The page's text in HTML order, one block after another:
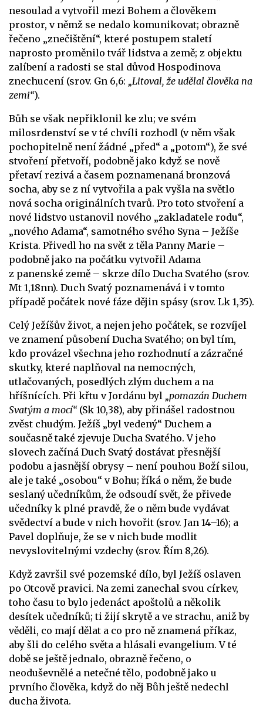
nesoulad a vytvořil mezi Bohem a člověkem
prostor, v němž se nedalo komunikovat; obrazně
řečeno „znečištění“, které postupem staletí
naprosto proměnilo tvář lidstva a země; z objektu
zalíbení a radosti se stal důvod Hospodinova
znechucení (srov. Gn 6,6: „Litoval, že udělal člověka na
zemi“).
Bůh se však nepřiklonil ke zlu; ve svém
milosrdenství se v té chvíli rozhodl (v něm však
pochopitelně není žádné „před“ a „potom“), že své
stvoření přetvoří, podobně jako když se nově
přetaví rezivá a časem poznamenaná bronzová
socha, aby se z ní vytvořila a pak vyšla na světlo
nová socha originálních tvarů. Pro toto stvoření a
nové lidstvo ustanovil nového „zakladatele rodu“,
„nového Adama“, samotného svého Syna – Ježíše
Krista. Přivedl ho na svět z těla Panny Marie –
podobně jako na počátku vytvořil Adama
z panenské země – skrze dílo Ducha Svatého (srov.
Mt 1,18nn). Duch Svatý poznamenává i v tomto
případě počátek nové fáze dějin spásy (srov. Lk 1,35).
Celý Ježíšův život, a nejen jeho počátek, se rozvíjel
ve znamení působení Ducha Svatého; on byl tím,
kdo provázel všechna jeho rozhodnutí a zázračné
skutky, které naplňoval na nemocných,
utlačovaných, posedlých zlým duchem a na
hříšnících. Při křtu v Jordánu byl „pomazán Duchem
Svatým a mocí“(Sk 10,38), aby přinášel radostnou
zvěst chudým. Ježíš „byl vedený“ Duchem a
současně také zjevuje Ducha Svatého. V jeho
slovech začíná Duch Svatý dostávat přesnější
podobu a jasnější obrysy – není pouhou Boží silou,
ale je také „osobou“ v Bohu; říká o něm, že bude
seslaný učedníkům, že odsoudí svět, že přivede
učedníky k plné pravdě, že o něm bude vydávat
svědectví a bude v nich hovořit (srov. Jan 14–16); a
Pavel doplňuje, že se v nich bude modlit
nevyslovitelnými vzdechy (srov. Řím 8,26).
Když završil své pozemské dílo, byl Ježíš oslaven
po Otcově pravici. Na zemi zanechal svou církev,
toho času to bylo jedenáct apoštolů a několik
desítek učedníků; ti žijí skrytě a ve strachu, aniž by
věděli, co mají dělat a co pro ně znamená příkaz,
aby šli do celého světa a hlásali evangelium. V té
době se ještě jednalo, obrazně řečeno, o
neoduševnělé a netečné tělo, podobně jako u
prvního člověka, když do něj Bůh ještě nedechl
ducha života.